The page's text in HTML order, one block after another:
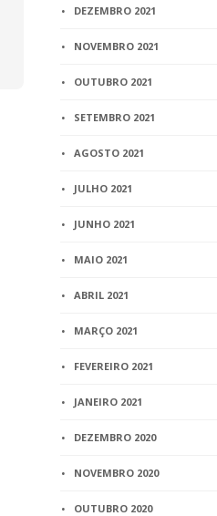
DEZEMBRO 2021
NOVEMBRO 2021
OUTUBRO 2021
SETEMBRO 2021
AGOSTO 2021
JULHO 2021
JUNHO 2021
MAIO 2021
ABRIL 2021
MARÇO 2021
FEVEREIRO 2021
JANEIRO 2021
DEZEMBRO 2020
NOVEMBRO 2020
OUTUBRO 2020